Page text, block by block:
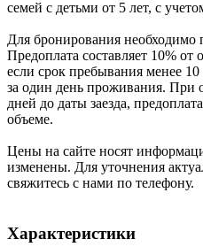
семей с детьми от 5 лет, с
Для бронирования необходимо
Предоплата составляет 10%
если срок пребывания менее 10
за один день проживания. При
дней до даты заезда,
объеме.
Цены на сайте носят
изменены. Для уточнения
свяжитесь с нами по телефону.
Характеристики